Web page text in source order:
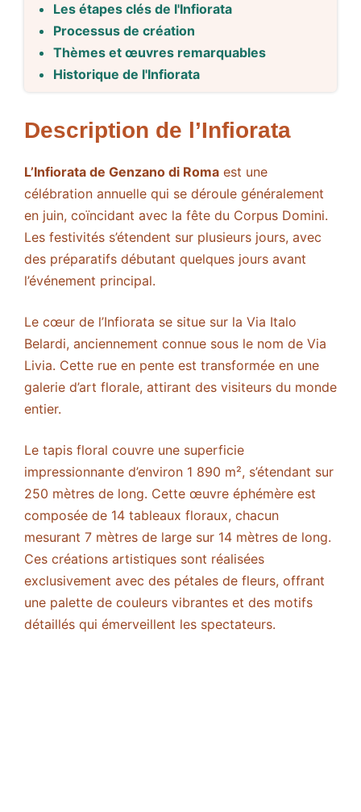
Les étapes clés de l'Infiorata
Processus de création
Thèmes et œuvres remarquables
Historique de l'Infiorata
Description de l’Infiorata
L’Infiorata de Genzano di Roma est une
célébration annuelle qui se déroule généralement
en juin, coïncidant avec la fête du Corpus Domini.
Les festivités s’étendent sur plusieurs jours, avec
des préparatifs débutant quelques jours avant
l’événement principal.
Le cœur de l’Infiorata se situe sur la Via Italo
Belardi, anciennement connue sous le nom de Via
Livia. Cette rue en pente est transformée en une
galerie d’art florale, attirant des visiteurs du monde
entier.
Le tapis floral couvre une superficie
impressionnante d’environ 1 890 m², s’étendant sur
250 mètres de long. Cette œuvre éphémère est
composée de 14 tableaux floraux, chacun
mesurant 7 mètres de large sur 14 mètres de long.
Ces créations artistiques sont réalisées
exclusivement avec des pétales de fleurs, offrant
une palette de couleurs vibrantes et des motifs
détaillés qui émerveillent les spectateurs.